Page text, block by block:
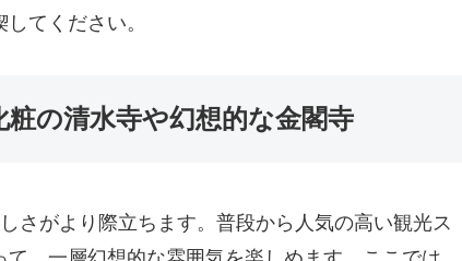
てください。
の清水寺や幻想的な金閣寺
さがより際立ちます。普段から人気の高い観光ス